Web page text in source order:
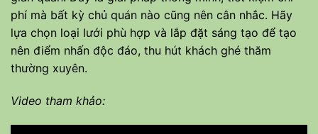
phí mà bất kỳ chủ quán nào cũng nên cân nhắc. Hãy
lựa chọn loại lưới phù hợp và lắp đặt sáng tạo để tạo
nên điểm nhấn độc đáo, thu hút khách ghé thăm
thường xuyên.
Video tham khảo: